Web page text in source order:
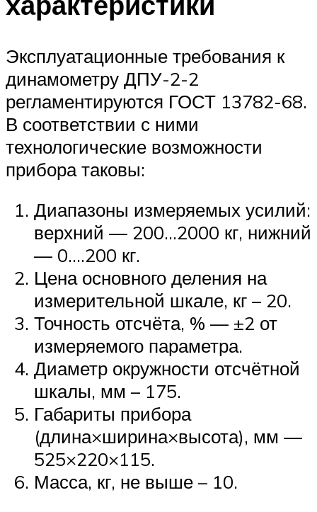
Эксплуатационные требования к
динамометру ДПУ-2-2
регламентируются ГОСТ 13782-68.
В соответствии с ними
технологические возможности
прибора таковы:
Диапазоны измеряемых усилий:
верхний — 200…2000 кг, нижний
— 0….200 кг.
Цена основного деления на
измерительной шкале, кг – 20.
Точность отсчёта, % — ±2 от
измеряемого параметра.
Диаметр окружности отсчётной
шкалы, мм – 175.
Габариты прибора
(длина×ширина×высота), мм —
525×220×115.
Масса, кг, не выше – 10.